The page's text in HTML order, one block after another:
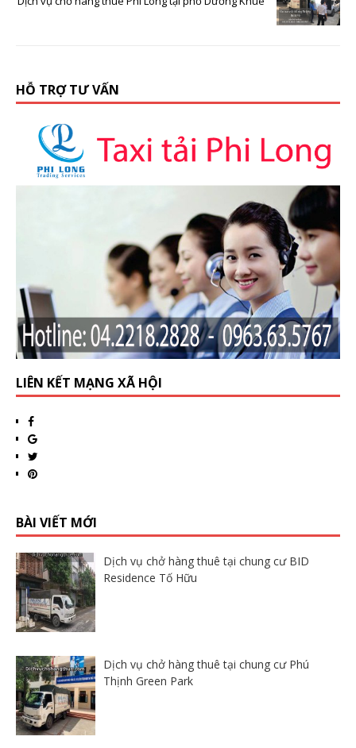
HỖ TRỢ TƯ VẤN
LIÊN KẾT MẠNG XÃ HỘI
BÀI VIẾT MỚI
Dịch vụ chở hàng thuê tại chung cư BID
Residence Tố Hữu
Dịch vụ chở hàng thuê tại chung cư Phú
Thịnh Green Park